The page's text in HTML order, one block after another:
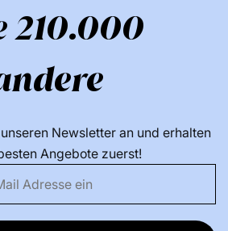
210.000
Newsletter an und erhalten
Angebote zuerst!